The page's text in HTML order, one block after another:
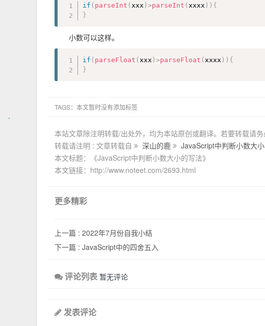
if ( parseInt ( xxx )>parseInt ( xxxx ) ) {
}
小数可以这样。
if ( parseFloat ( xxx )>parseFloat ( xxxx ) ) {
}
TAGS：本文暂时没有添加标签
本站文章除注明转载/出处外，均为本站原创或翻译。若要转载请
转载请注明 : 文章转载自
深山的鹿
JavaScript中判断小数大
本文标题：《JavaScript中判断小数大小的写法》
本文链接：http://www.noteet.com/2693.html
更多精彩
上一篇 : 2022年7月份自我小结
下一篇 : JavaScript中的四舍五入
评论列表 暂无评论
发表评论